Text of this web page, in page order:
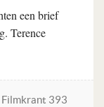
een brief
Terence
Filmkrant 393